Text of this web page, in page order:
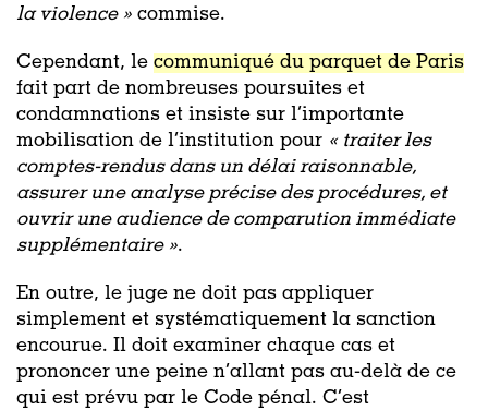
la violence » commise.
Cependant, le communiqué du parquet de Paris
fait part de nombreuses poursuites et
condamnations et insiste sur l’importante
mobilisation de l’institution pour « traiter les
comptes-rendus dans un délai raisonnable,
assurer une analyse précise des procédures, et
ouvrir une audience de comparution immédiate
supplémentaire ».
En outre, le juge ne doit pas appliquer
simplement et systématiquement la sanction
encourue. Il doit examiner chaque cas et
prononcer une peine n’allant pas au-delà de ce
qui est prévu par le Code pénal. C’est